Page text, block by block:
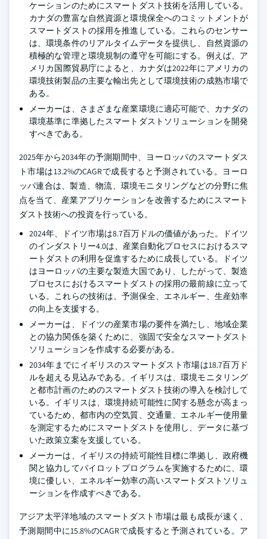
ケーションのためにスマートダスト技術を活用している。
カナダの豊富な自然資源と環境保全へのコミットメントが
スマートダストの採用を推進している。これらのセンサー
は、環境条件のリアルタイムデータを提供し、自然資源の
積極的な管理と環境規制の遵守を可能にする。例えば、ア
メリカ国際貿易庁によると、カナダは2022年にアメリカの
環境技術製品の主要な輸出先として環境技術の成熟市場で
ある。
メーカーは、さまざまな産業環境に適応可能で、カナダの
環境基準に準拠したスマートダストソリューションを開発
すべきである。
2025年から2034年の予測期間中、ヨーロッパのスマートダス
ト市場は13.2%のCAGRで成長すると予測されている。ヨーロ
ッパ連合は、製造、物流、環境モニタリングなどの分野に焦
点を当て、産業アプリケーションを改善するためにスマート
ダスト技術への投資を行っている。
2024年、ドイツ市場は8.7百万ドルの価値があった。ドイツ
のインダストリー4.0は、産業自動化プロセスにおけるスマ
ートダストの利用を促進するために成長している。ドイツ
はヨーロッパの主要な製造大国であり、したがって、製造
プロセスにおけるスマートダストの採用の最前線に立って
いる。これらの技術は、予測保全、エネルギー、生産効率
の向上を支援する。
メーカーは、ドイツの産業市場の要件を満たし、地域企業
との協力関係を築くために、強固で安全なスマートダスト
ソリューションを作成する必要がある。
2034年までにイギリスのスマートダスト市場は18.7百万ド
ルを超える見込みである。イギリスは、環境モニタリング
と都市計画のためのスマートダスト技術の導入を検討して
いる。イギリスは、環境持続可能性に関する懸念が高まっ
ているため、都市内の空気質、交通量、エネルギー使用量
を測定するためにスマートダストを使用し、データに基づ
いた政策立案を支援している。
メーカーは、イギリスの持続可能性目標に準拠し、政府機
関と協力してパイロットプログラムを実施するために、環
境に優しい、エネルギー効率の高いスマートダストソリュ
ーションを作成すべきである。
アジア太平洋地域のスマートダスト市場は最も成長が速く、
予測期間中に15.8%のCAGRで成長すると予測されている。ア